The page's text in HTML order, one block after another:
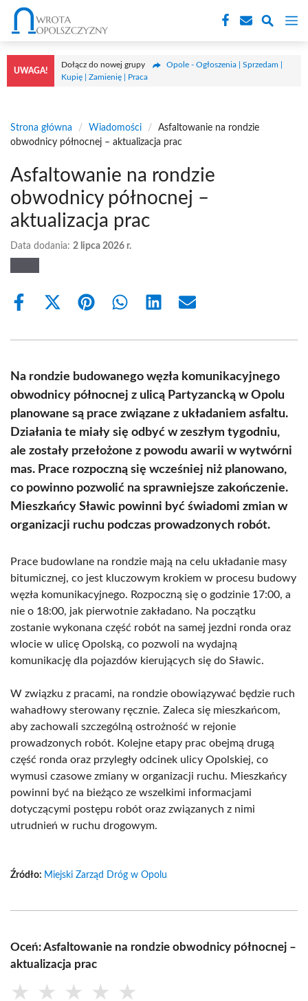
Przejdź
treści
UWAGA!
Dołącz do nowej grupy
Opole - Ogłoszenia | Sprzedam |
Kupię | Zamienię | Praca
Strona główna / Wiadomości /
Asfaltowanie na rondzie
obwodnicy północnej – aktualizacja prac
Asfaltowanie na rondzie
obwodnicy północnej –
aktualizacja prac
Data dodania: 2 lipca 2026 r.
Share
Share
(Twitter)
Share Share Share Share
Na rondzie budowanego węzła komunikacyjnego
obwodnicy północnej z ulicą Partyzancką w Opolu
planowane są prace związane z układaniem asfaltu.
Działania te miały się odbyć w zeszłym tygodniu,
ale zostały przełożone z powodu awarii w wytwórni
mas. Prace rozpoczną się wcześniej niż planowano,
co powinno pozwolić na sprawniejsze zakończenie.
Mieszkańcy Sławic powinni być świadomi zmian w
organizacji ruchu podczas prowadzonych robót.
Prace budowlane na rondzie mają na celu układanie masy
bitumicznej, co jest kluczowym krokiem w procesu budowy
węzła komunikacyjnego. Rozpoczną się o godzinie 17:00, a
nie o 18:00, jak pierwotnie zakładano. Na początku
zostanie wykonana część robót na samej jezdni ronda oraz
wlocie w ulicę Opolską, co pozwoli na wydajną
komunikację dla pojazdów kierujących się do Sławic.
W związku z pracami, na rondzie obowiązywać będzie ruch
wahadłowy sterowany ręcznie. Zaleca się mieszkańcom,
aby zachowali szczególną ostrożność w rejonie
prowadzonych robót. Kolejne etapy prac obejmą drugą
część ronda oraz przyległy odcinek ulicy Opolskiej, co
wymusi czasowe zmiany w organizacji ruchu. Mieszkańcy
powinni być na bieżąco ze wszelkimi informacjami
dotyczącymi postępu robót oraz związanych z nimi
utrudnień w ruchu drogowym.
Źródło: Miejski Zarząd Dróg w Opolu
Oceń: Asfaltowanie na rondzie obwodnicy północnej –
aktualizacja prac
★ ★ ★ ★ ★